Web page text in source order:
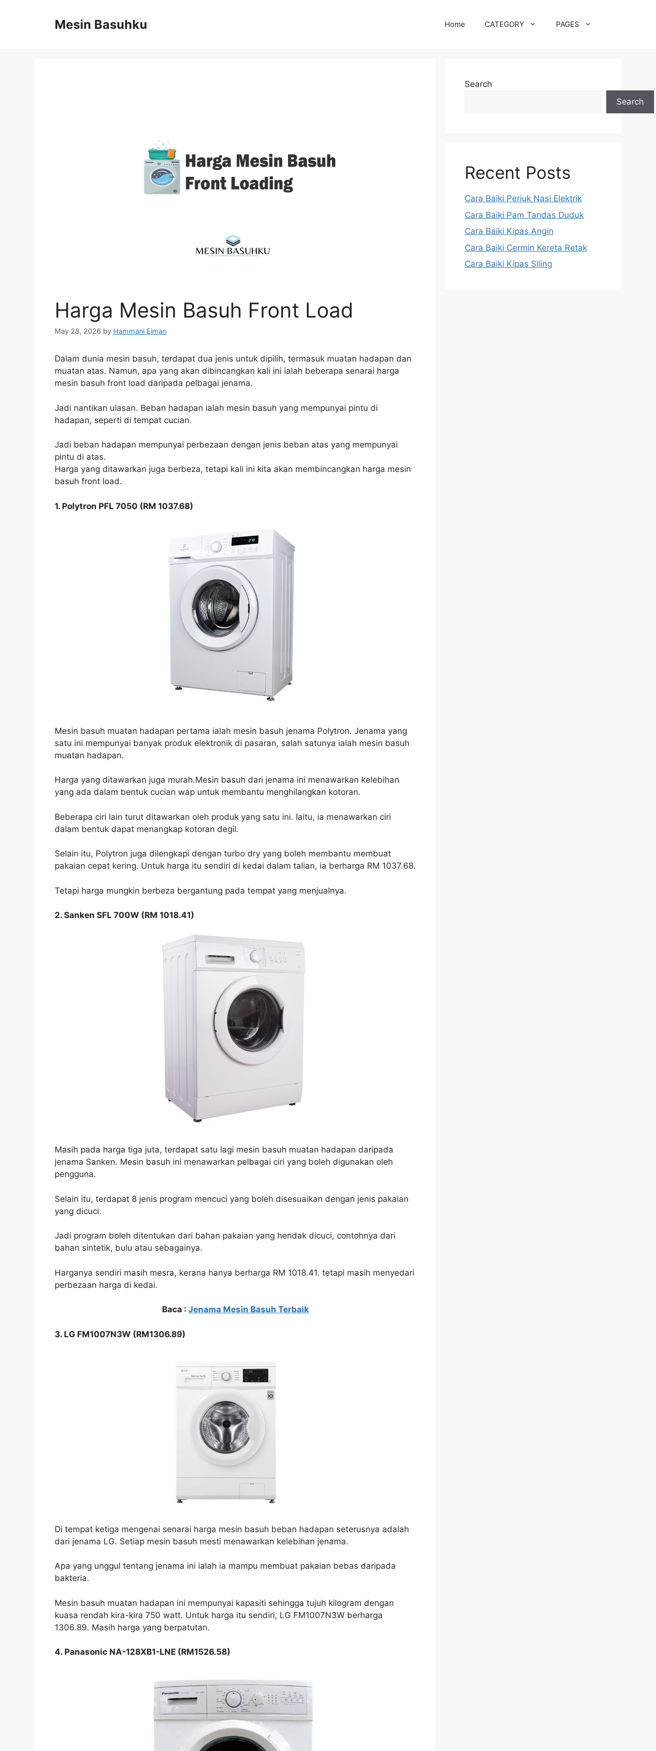
Mesin Basuhku Home CATEGORY PAGES
Harga Mesin Basuh Front Load
May 28, 2026 by Hammani Eiman
Dalam dunia mesin basuh, terdapat dua jenis untuk dipilih, termasuk muatan hadapan dan
muatan atas. Namun, apa yang akan dibincangkan kali ini ialah beberapa senarai harga
mesin basuh front load daripada pelbagai jenama.
Jadi nantikan ulasan. Beban hadapan ialah mesin basuh yang mempunyai pintu di
hadapan, seperti di tempat cucian.
Jadi beban hadapan mempunyai perbezaan dengan jenis beban atas yang mempunyai
pintu di atas.
Harga yang ditawarkan juga berbeza, tetapi kali ini kita akan membincangkan harga mesin
basuh front load.
1. Polytron PFL 7050 (RM 1037.68)
Mesin basuh muatan hadapan pertama ialah mesin basuh jenama Polytron. Jenama yang
satu ini mempunyai banyak produk elektronik di pasaran, salah satunya ialah mesin basuh
muatan hadapan.
Harga yang ditawarkan juga murah.Mesin basuh dari jenama ini menawarkan kelebihan
yang ada dalam bentuk cucian wap untuk membantu menghilangkan kotoran.
Beberapa ciri lain turut ditawarkan oleh produk yang satu ini. Iaitu, ia menawarkan ciri
dalam bentuk dapat menangkap kotoran degil.
Selain itu, Polytron juga dilengkapi dengan turbo dry yang boleh membantu membuat
pakaian cepat kering. Untuk harga itu sendiri di kedai dalam talian, ia berharga RM 1037.68.
Tetapi harga mungkin berbeza bergantung pada tempat yang menjualnya.
2. Sanken SFL 700W (RM 1018.41)
Masih pada harga tiga juta, terdapat satu lagi mesin basuh muatan hadapan daripada
jenama Sanken. Mesin basuh ini menawarkan pelbagai ciri yang boleh digunakan oleh
pengguna.
Selain itu, terdapat 8 jenis program mencuci yang boleh disesuaikan dengan jenis pakaian
yang dicuci.
Jadi program boleh ditentukan dari bahan pakaian yang hendak dicuci, contohnya dari
bahan sintetik, bulu atau sebagainya.
Harganya sendiri masih mesra, kerana hanya berharga RM 1018.41. tetapi masih menyedari
perbezaan harga di kedai.
Baca : Jenama Mesin Basuh Terbaik
3. LG FM1007N3W (RM1306.89)
Di tempat ketiga mengenai senarai harga mesin basuh beban hadapan seterusnya adalah
dari jenama LG. Setiap mesin basuh mesti menawarkan kelebihan jenama.
Apa yang unggul tentang jenama ini ialah ia mampu membuat pakaian bebas daripada
bakteria.
Mesin basuh muatan hadapan ini mempunyai kapasiti sehingga tujuh kilogram dengan
kuasa rendah kira-kira 750 watt. Untuk harga itu sendiri, LG FM1007N3W berharga
1306.89. Masih harga yang berpatutan.
4. Panasonic NA-128XB1-LNE (RM1526.58)
Search
Search
Recent Posts
Cara Baiki Periuk Nasi Elektrik
Cara Baiki Pam Tandas Duduk
Cara Baiki Kipas Angin
Cara Baiki Cermin Kereta Retak
Cara Baiki Kipas Siling